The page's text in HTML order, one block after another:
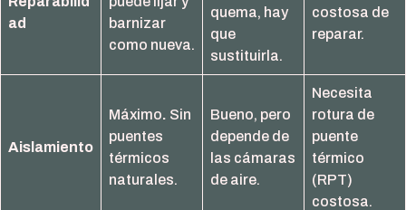
ad
barnizar
como nueva.
quema, hay
que
sustituirla.
costosa de
reparar.
Aislamiento
Máximo. Sin
puentes
térmicos
naturales.
Bueno, pero
depende de
las cámaras
de aire.
Necesita
rotura de
puente
térmico
(RPT)
costosa.